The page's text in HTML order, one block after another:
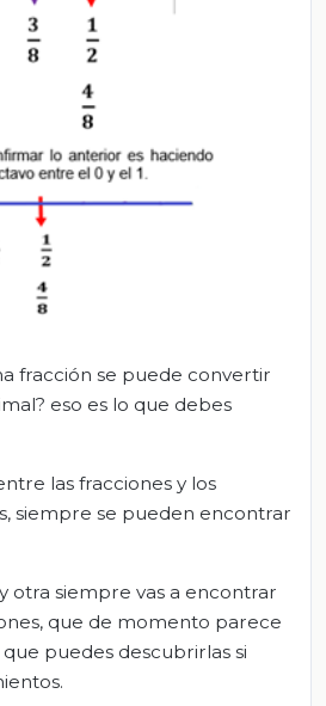
fracción se puede convertir
eso es lo que debes
las fracciones y los
siempre se pueden encontrar
otra siempre vas a encontrar
que de momento parece
puedes descubrirlas si